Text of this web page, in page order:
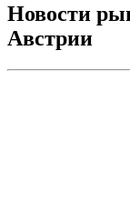
Новости
Австрии